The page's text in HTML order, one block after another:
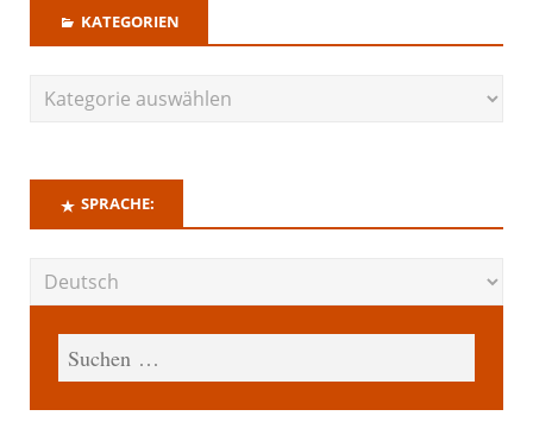
KATEGORIEN
SPRACHE: